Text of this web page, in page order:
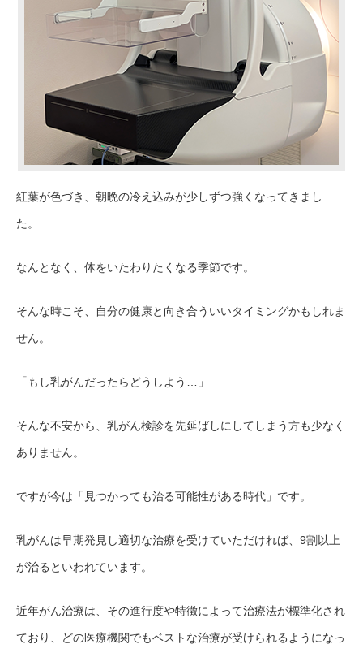
紅葉が色づき、朝晩の冷え込みが少しずつ強くなってきまし
た。
なんとなく、体をいたわりたくなる季節です。
そんな時こそ、自分の健康と向き合ういいタイミングかもしれま
せん。
「もし乳がんだったらどうしよう…」
そんな不安から、乳がん検診を先延ばしにしてしまう方も少なく
ありません。
ですが今は「見つかっても治る可能性がある時代」です。
乳がんは早期発見し適切な治療を受けていただければ、 9割以上
が治るといわれています。
近年がん治療は、その進行度や特徴によって治療法が標準化され
ており、どの医療機関でもベストな治療が受けられるようになっ